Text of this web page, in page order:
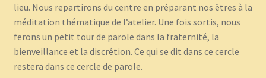
lieu. Nous repartirons du centre en préparant nos êtres à la
méditation thématique de l’atelier. Une fois sortis, nous
ferons un petit tour de parole dans la fraternité, la
bienveillance et la discrétion. Ce qui se dit dans ce cercle
restera dans ce cercle de parole.